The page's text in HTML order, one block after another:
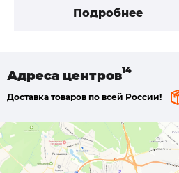
Подробнее
Адреса центров
Доставка товаров по всей России!